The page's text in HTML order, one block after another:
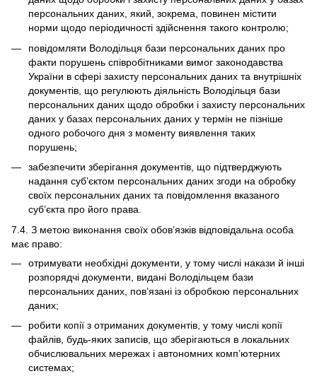
персональних даних, який, зокрема, повинен містити
норми щодо періодичності здійснення такого контролю;
повідомляти Володільця бази персональних даних про
факти порушень співробітниками вимог законодавства
України в сфері захисту персональних даних та внутрішніх
документів, що регулюють діяльність Володільця бази
персональних даних щодо обробки і захисту персональних
даних у базах персональних даних у термін не пізніше
одного робочого дня з моменту виявлення таких
порушень;
забезпечити зберігання документів, що підтверджують
надання суб’єктом персональних даних згоди на обробку
своїх персональних даних та повідомлення вказаного
суб’єкта про його права.
7.4. З метою виконання своїх обов’язків відповідальна особа
має право:
отримувати необхідні документи, у тому числі накази й інші
розпорядчі документи, видані Володільцем бази
персональних даних, пов’язані із обробкою персональних
даних;
робити копії з отриманих документів, у тому числі копії
файлів, будь-яких записів, що зберігаються в локальних
обчислювальних мережах і автономних комп’ютерних
системах;